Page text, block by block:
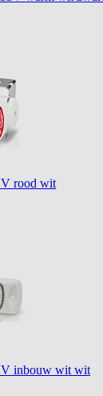
rood wit
inbouw wit wit